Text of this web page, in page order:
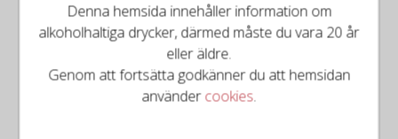
Vigne DOCG 2004
Typ:Rött vin
Årgång:2004
Denna hemsida innehåller information om
alkoholhaltiga drycker, därmed måste du vara 20 år
eller äldre.
Genom att fortsätta godkänner du att hemsidan
användercookies.